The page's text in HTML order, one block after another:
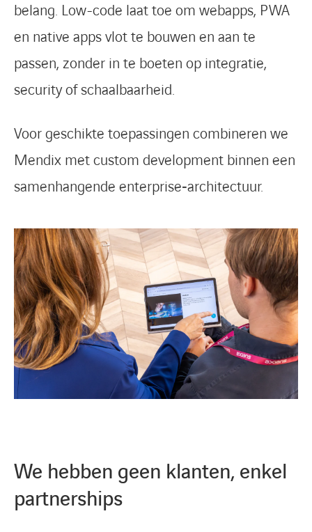
belang. Low-code laat toe om webapps, PWA
en native apps vlot te bouwen en aan te
passen, zonder in te boeten op integratie,
security of schaalbaarheid.
Voor geschikte toepassingen combineren we
Mendix met custom development binnen een
samenhangende enterprise‑architectuur.
We hebben geen klanten, enkel
partnerships